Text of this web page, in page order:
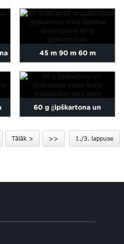
pašlīmējošs stiklšķiedras
žāvējamais...
45 m 90 m 60 m
pašlīmējoša ģipškartona
stikla šķiedras...
60 g ģipškartona un
Tālāk > >> 1./3. lappuse